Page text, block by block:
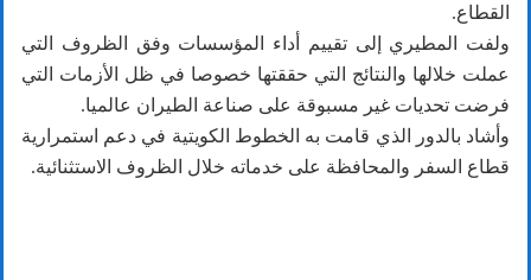
القطاع.
ولفت المطيري إلى تقييم أداء المؤسسات وفق الظروف التي
عملت خلالها والنتائج التي حققتها خصوصا في ظل الأزمات التي
فرضت تحديات غير مسبوقة على صناعة الطيران عالميا.
وأشاد بالدور الذي قامت به الخطوط الكويتية في دعم استمرارية
قطاع السفر والمحافظة على خدماته خلال الظروف الاستثنائية.